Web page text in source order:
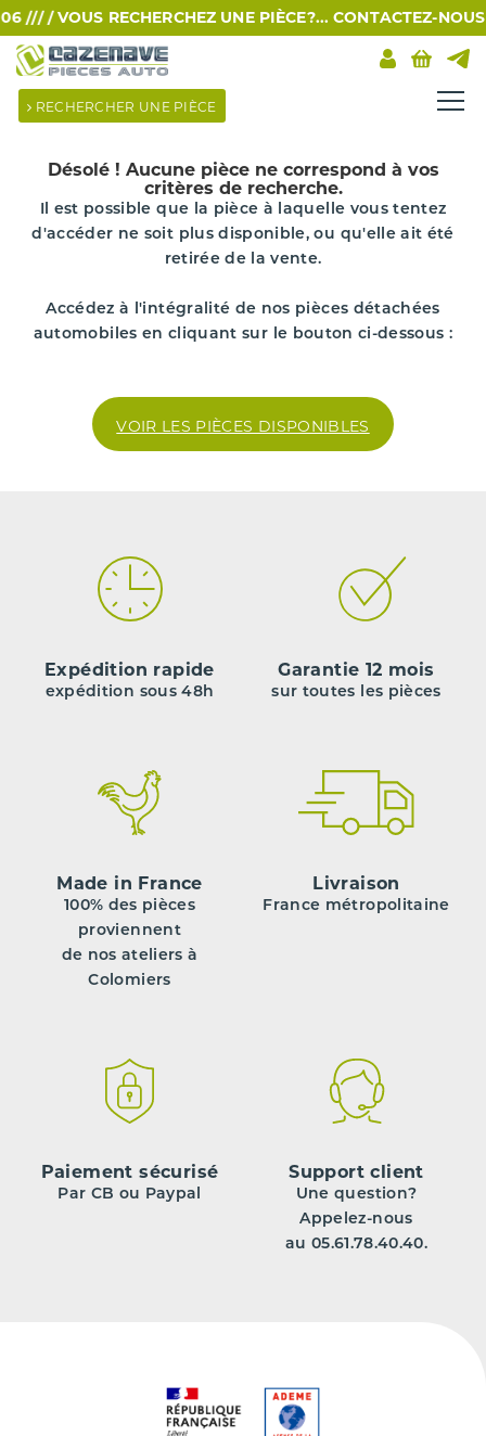
/// / VOUS RECHERCHEZ UNE PIÈCE?... CONTACTEZ-
RECHERCHER UNE PIÈCE
Désolé ! Aucune pièce ne correspond à vos
critères de recherche.
Il est possible que la pièce à laquelle vous tentez
d'accéder ne soit plus disponible, ou qu'elle ait été
retirée de la vente.
Accédez à l'intégralité de nos pièces détachées
automobiles en cliquant sur le bouton ci-dessous :
VOIR LES PIÈCES DISPONIBLES
Expédition rapide
expédition sous 48h
Garantie 12 mois
sur toutes les pièces
Made in France
100% des pièces
proviennent
de nos ateliers à
Colomiers
Livraison
France métropolitaine
Paiement sécurisé
Par CB ou Paypal
Support client
Une question?
Appelez-nous
au 05.61.78.40.40.